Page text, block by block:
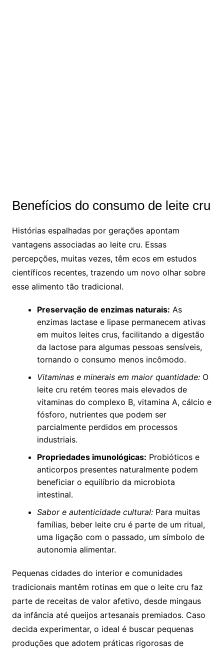
Benefícios do consumo de leite cru
Histórias espalhadas por gerações apontam
vantagens associadas ao leite cru. Essas
percepções, muitas vezes, têm ecos em estudos
científicos recentes, trazendo um novo olhar sobre
esse alimento tão tradicional.
Preservação de enzimas naturais: As
enzimas lactase e lipase permanecem ativas
em muitos leites crus, facilitando a digestão
da lactose para algumas pessoas sensíveis,
tornando o consumo menos incômodo.
Vitaminas e minerais em maior quantidade:O
leite cru retém teores mais elevados de
vitaminas do complexo B, vitamina A, cálcio e
fósforo, nutrientes que podem ser
parcialmente perdidos em processos
industriais.
Propriedades imunológicas: Probióticos e
anticorpos presentes naturalmente podem
beneficiar o equilíbrio da microbiota
intestinal.
Sabor e autenticidade cultural:Para muitas
famílias, beber leite cru é parte de um ritual,
uma ligação com o passado, um símbolo de
autonomia alimentar.
Pequenas cidades do interior e comunidades
tradicionais mantêm rotinas em que o leite cru faz
parte de receitas de valor afetivo, desde mingaus
da infância até queijos artesanais premiados. Caso
decida experimentar, o ideal é buscar pequenas
produções que adotem práticas rigorosas de